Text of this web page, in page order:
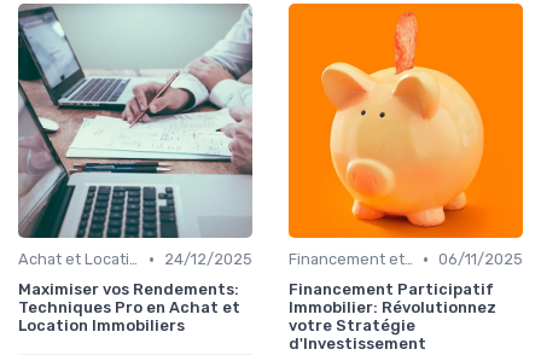
Achat et Location de Biens Immobiliers •
24/12/2025
Maximiser vos Rendements:
Techniques Pro en Achat et
Location Immobiliers
Financement et Prêts Immobiliers • 06/11/2025
Financement Participatif
Immobilier: Révolutionnez
votre Stratégie
d'Investissement